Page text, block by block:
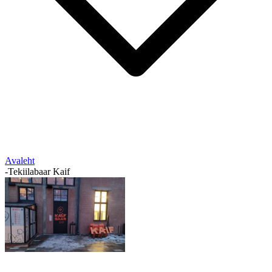
Avaleht
-Tekiilabaar Kaif